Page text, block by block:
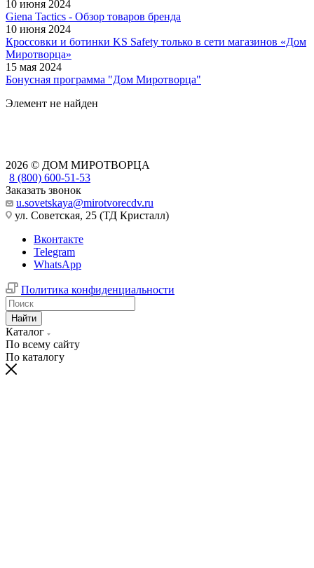
10 июня 2024
Giena Tactics - Обзор товаров бренда
10 июня 2024
Кроссовки и ботинки KS Safety только в сети магазинов «Дом
Миротворца»
15 мая 2024
Бонусная программа "Дом Миротворца"
Элемент не найден
2026 © ДОМ МИРОТВОРЦА
8 (800) 600-51-53
Заказать звонок
u.sovetskaya@mirotvorecdv.ru
ул. Советская, 25 (ТД Кристалл)
Вконтакте
Telegram
WhatsApp
Политика конфиденциальности
Найти
Каталог
По всему сайту
По каталогу